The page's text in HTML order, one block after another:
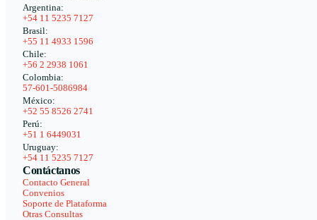
Argentina:
+54 11 5235 7127
Brasil:
+55 11 4933 1596
Chile:
+56 2 2938 1061
Colombia:
57-601-5086984
México:
+52 55 8526 2741
Perú:
+51 1 6449031
Uruguay:
+54 11 5235 7127
Contáctanos
Contacto General
Convenios
Soporte de Plataforma
Otras Consultas